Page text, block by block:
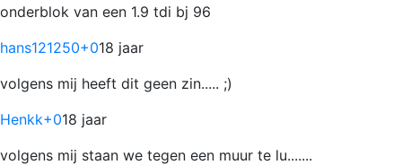
onderblok van een 1.9 tdi bj 96
hans121250+018 jaar
volgens mij heeft dit geen zin..... ;)
Henkk+018 jaar
volgens mij staan we tegen een muur te lu.......